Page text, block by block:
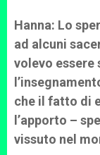
Hanna: Lo
ad alcuni
volevo essere
che il fatto di
l’apporto –
vissuto nel